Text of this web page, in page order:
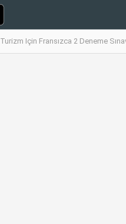
Turizm Için Fransızca 2 Deneme